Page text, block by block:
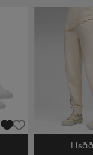
Valitse Koko